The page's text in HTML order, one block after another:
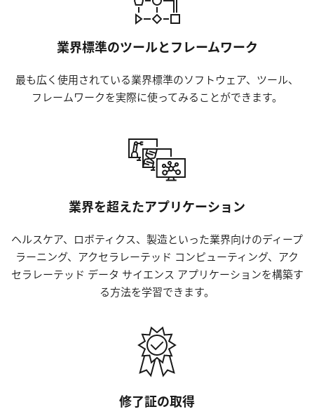
業界標準のツールとフレームワーク
最も広く使用されている業界標準のソフトウェア、ツール、
フレームワークを実際に使ってみることができます。
業界を超えたアプリケーション
ヘルスケア、ロボティクス、製造といった業界向けのディープ
ラーニング、アクセラレーテッド コンピューティング、アク
セラレーテッド データ サイエンス アプリケーションを構築す
る方法を学習できます。
修了証の取得